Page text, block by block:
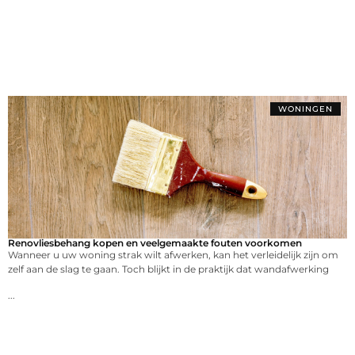
WONINGEN
Renovliesbehang kopen en veelgemaakte fouten voorkomen
Wanneer u uw woning strak wilt afwerken, kan het verleidelijk zijn om
zelf aan de slag te gaan. Toch blijkt in de praktijk dat wandafwerking